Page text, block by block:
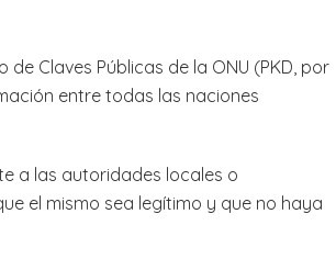
Claves Públicas de la ONU (PKD, por
entre todas las naciones
a las autoridades locales o
el mismo sea legítimo y que no haya